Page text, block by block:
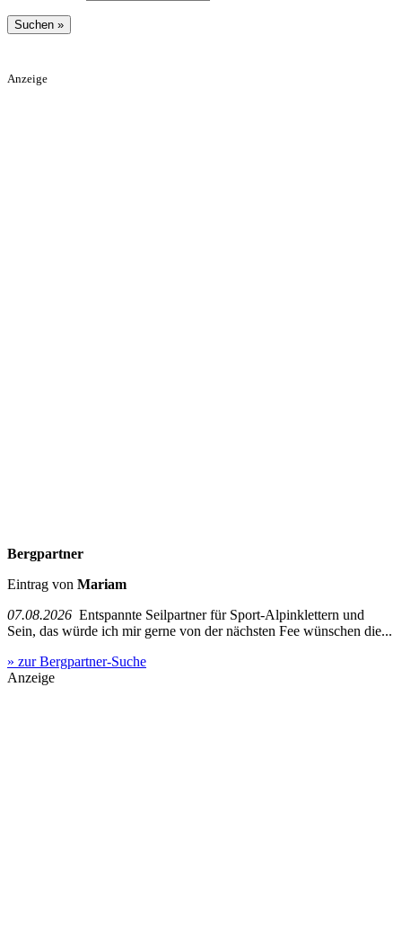
Anzeige
Bergpartner
Eintrag von Mariam
07.08.2026 Entspannte Seilpartner für Sport-Alpinklettern und
Sein, das würde ich mir gerne von der nächsten Fee wünschen die...
» zur Bergpartner-Suche
Anzeige